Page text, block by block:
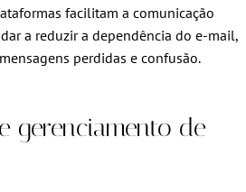
facilitam a comunicação
a reduzir a dependência do e-mail,
perdidas e confusão.
gerenciamento de